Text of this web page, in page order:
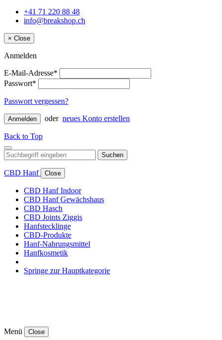
+41 71 220 88 48
info@breakshop.ch
× Close
Anmelden
E-Mail-Adresse*
Passwort*
Passwort vergessen?
Anmelden oder neues Konto erstellen
Back to Top
Suchen
CBD Hanf Close
CBD Hanf Indoor
CBD Hanf Gewächshaus
CBD Hasch
CBD Joints Ziggis
Hanfstecklinge
CBD-Produkte
Hanf-Nahrungsmittel
Hanfkosmetik
Springe zur Hauptkategorie
Menü Close